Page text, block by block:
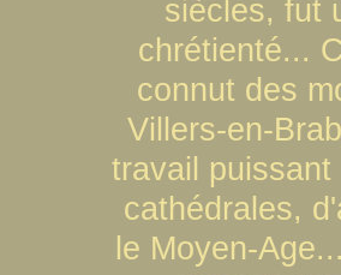
siècles, fut
chrétienté...
connut des
Villers-en-
travail
cathédrales,
le Moyen-